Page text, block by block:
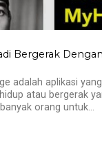
Bergerak
adalah aplikasi
atau bergerak
orang untuk...